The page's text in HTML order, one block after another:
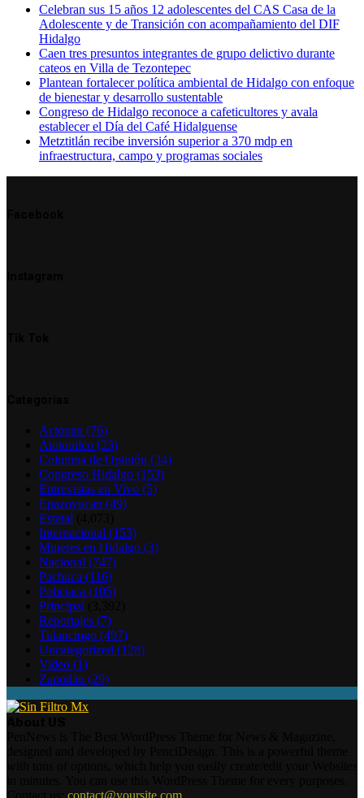
Celebran sus 15 años 12 adolescentes del CAS Casa de la
Adolescente y de Transición con acompañamiento del DIF
Hidalgo
Caen tres presuntos integrantes de grupo delictivo durante
cateos en Villa de Tezontepec
Plantean fortalecer política ambiental de Hidalgo con enfoque
de bienestar y desarrollo sustentable
Congreso de Hidalgo reconoce a cafeticultores y avala
establecer el Día del Café Hidalguense
Metztitlán recibe inversión superior a 370 mdp en
infraestructura, campo y programas sociales
Actopan (76)
Atotonilco (23)
Columna de Opinión (34)
Congreso Hidalgo (153)
Entrevistas en Vivo (5)
Epazoyucan (49)
Estatal
Internacional (153)
Mujeres en Hidalgo (3)
Nacional (747)
Pachuca (116)
Policiaca (105)
Principal
Reportajes (7)
Tulancingo (497)
Uncategorized (128)
Video (1)
Zapotlán (29)
contact@yoursite.com